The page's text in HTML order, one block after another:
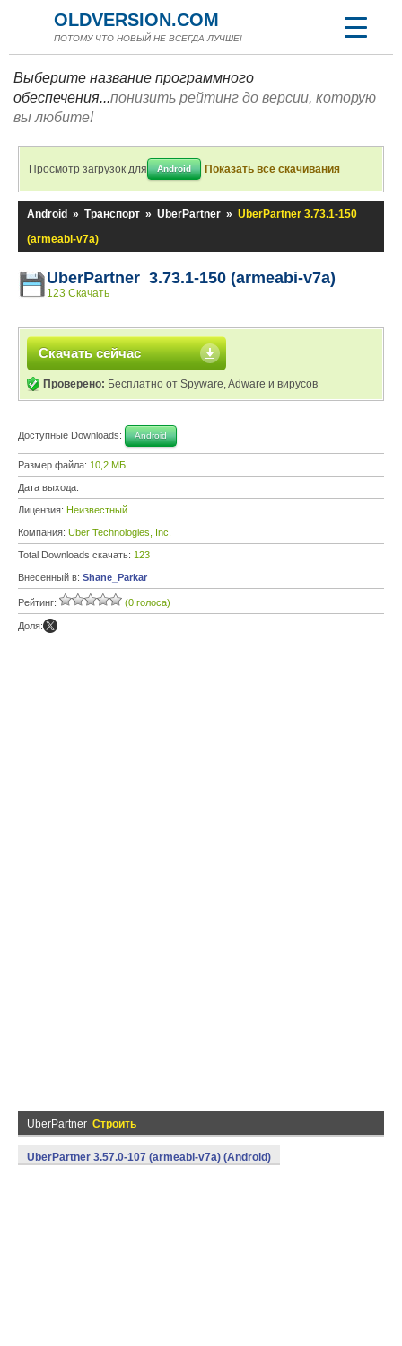
OLDVERSION.COM
ПОТОМУ ЧТО НОВЫЙ НЕ ВСЕГДА ЛУЧШЕ!
Выберите название программного
обеспечения...понизить рейтинг до версии, которую
вы любите!
Просмотр загрузок для Android Показать все скачивания
Android » Транспорт » UberPartner » UberPartner 3.73.1-150
(armeabi-v7a)
UberPartner 3.73.1-150 (armeabi-v7a)
123 Скачать
Скачать сейчас
Проверено: Бесплатно от Spyware, Adware и вирусов
Доступные Downloads: Android
Размер файла: 10,2 МБ
Дата выхода:
Лицензия: Неизвестный
Компания: Uber Technologies, Inc.
Total Downloads скачать: 123
Внесенный в: Shane_Parkar
Рейтинг: (0 голоса)
Доля:
UberPartner Строить
UberPartner 3.57.0-107 (armeabi-v7a) (Android)